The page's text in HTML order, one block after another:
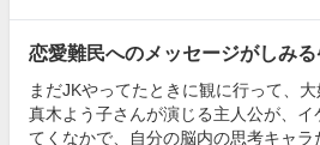
恋愛難民へのメッセージがしみ
まだJKやってたときに観に行って、
真木よう子さんが演じる主人公が、
てくなかで、自分の脳内の思考キャ